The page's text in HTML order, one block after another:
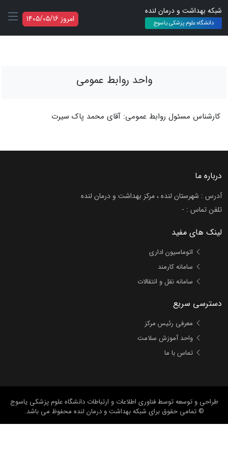
شبکه بهداشت و درمان لنده
دانشگاه علوم پزشکی یاسوج امروز 1405/05/16
واحد روابط عمومی
کارشناس مسئول روابط عمومی: آقای محمد پاک سیرت
درباره ما
آدرس : شهرستان لنده ، مرکز بهداشت و درمان لنده
تلفن تماس : -
لینک های مفید
اتوماسیون اداری
سامانه کارمند
سامانه نقل و انتقالات
دسترسی سریع
معرفی رئیس مرکز
واحد آموزش سلامت
تماس با ما
طراحی و توسعهتوسط فناوری اطلاعات و ارتباطات دانشگاه علوم پزشکی یاسوج
© تمامی حقوق برای شبکه بهداشت و درمان لنده محفوظ می باشد.